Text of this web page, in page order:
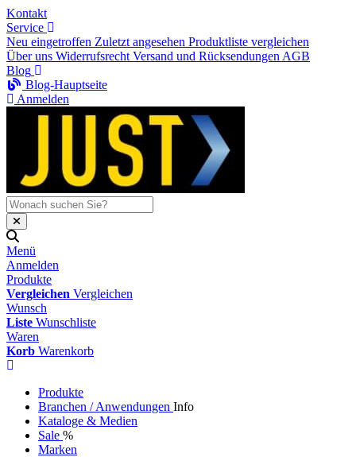
Kontakt
Service
Neu eingetroffen Zuletzt angesehen Produktliste vergleichen
Über uns Widerrufsrecht Versand und Rücksendungen AGB
Blog
Blog-Hauptseite
Anmelden
Menü
Anmelden
Produkte
Vergleichen Vergleichen
Wunsch
Liste Wunschliste
Waren
Korb Warenkorb
Produkte
Branchen / Anwendungen Info
Kataloge & Medien
Sale %
Marken